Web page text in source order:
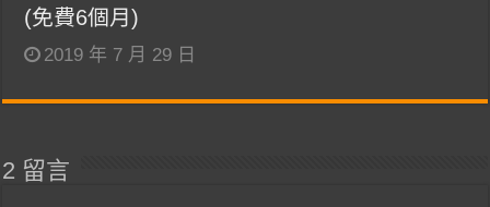
(免費6個月)
2019 年 7 月 29 日
2 留言